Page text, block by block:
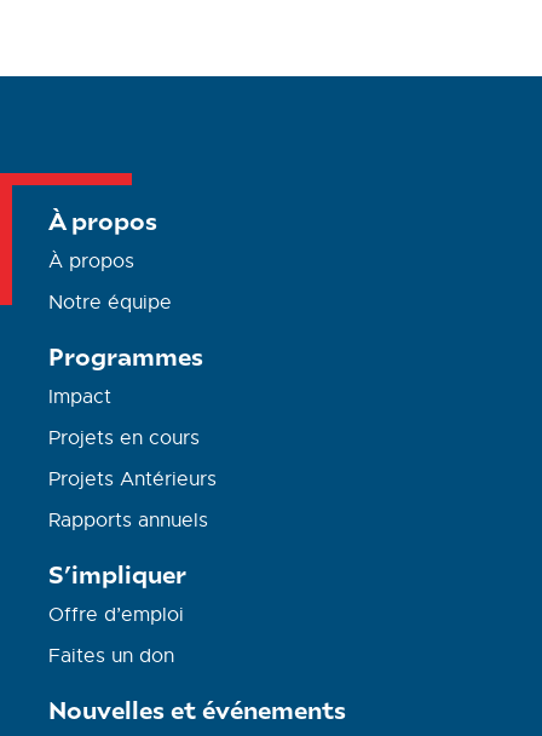
À propos
À propos
Notre équipe
Programmes
Impact
Projets en cours
Projets Antérieurs
Rapports annuels
S’impliquer
Offre d’emploi
Faites un don
Nouvelles et événements